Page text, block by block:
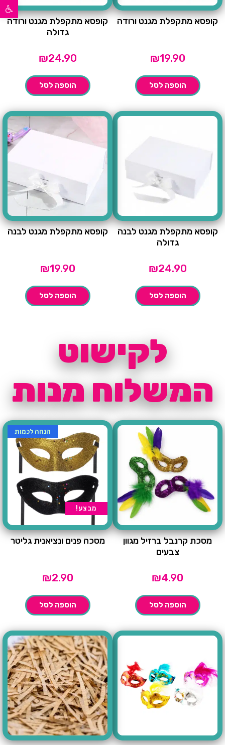
פתח סרגל נגישות
קופסא מתקפלת מגנט ורודה
₪19.90
הוספה לסל
קופסא מתקפלת מגנט ורודה
גדולה
₪24.90
הוספה לסל
קופסא מתקפלת מגנט לבנה
גדולה
₪24.90
הוספה לסל
קופסא מתקפלת מגנט לבנה
₪19.90
הוספה לסל
לקישוט
המשלוח מנות
מסכת קרנבל ברזיל מגוון
צבעים
₪4.90
הוספה לסל
מבצע!
הנחה לכמות
מסכה פנים ונציאנית גליטר
₪2.90
הוספה לסל